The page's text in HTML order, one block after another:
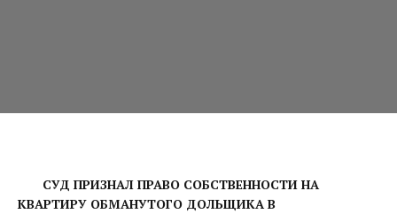
СУД ПРИЗНАЛ ПРАВО СОБСТВЕННОСТИ НА
КВАРТИРУ ОБМАНУТОГО ДОЛЬЩИКА В